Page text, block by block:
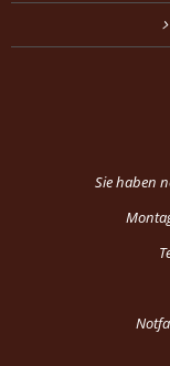
Sie haben